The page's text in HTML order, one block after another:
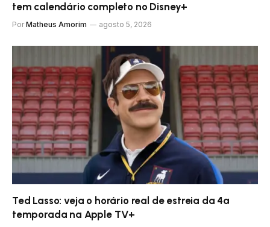
tem calendário completo no Disney+
Por Matheus Amorim agosto 5, 2026
Ted Lasso: veja o horário real de estreia da 4ª
temporada na Apple TV+